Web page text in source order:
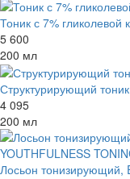
Тоник с 7% гликолевой
5 600
200 мл
Структурирующий
4 095
200 мл
Лосьон тонизирующий,